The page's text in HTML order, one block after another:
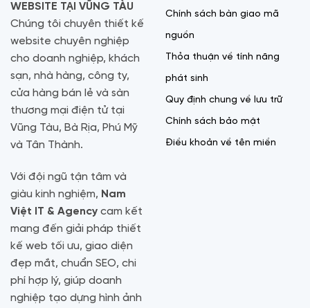
WEBSITE TẠI VŨNG TÀU
Chúng tôi chuyên thiết kế
website chuyên nghiệp
cho doanh nghiệp, khách
sạn, nhà hàng, công ty,
cửa hàng bán lẻ và sàn
thương mại điện tử tại
Vũng Tàu, Bà Rịa, Phú Mỹ
và Tân Thành.
Với đội ngũ tận tâm và
giàu kinh nghiệm, Nam
Việt IT & Agency cam kết
mang đến giải pháp thiết
kế web tối ưu, giao diện
đẹp mắt, chuẩn SEO, chi
phí hợp lý, giúp doanh
nghiệp tạo dựng hình ảnh
Chính sách bàn giao mã
nguồn
Thỏa thuận về tính năng
phát sinh
Quy định chung về lưu trữ
Chính sách bảo mật
Điều khoản về tên miền